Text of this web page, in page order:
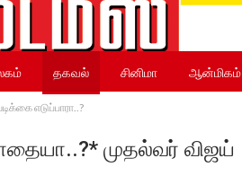
தகவல் சினிமா ஆன்மிகம்
எடுப்பாரா..?
முதல்வர் விஜய்